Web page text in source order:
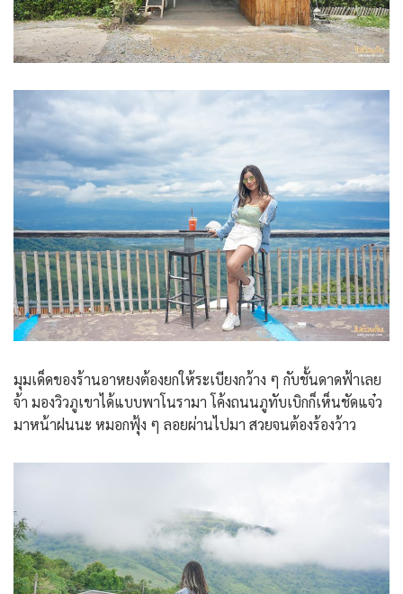
มุมเด็ดของร้านอาหยงต้องยกให้ระเบียงกว้าง ๆ กับชั้นดาดฟ้าเลย
จ้า มองวิวภูเขาได้แบบพาโนรามา โค้งถนนภูทับเบิกก็เห็นชัดแจ๋ว
มาหน้าฝนนะ หมอกฟุ้ง ๆ ลอยผ่านไปมา สวยจนต้องร้องว้าว